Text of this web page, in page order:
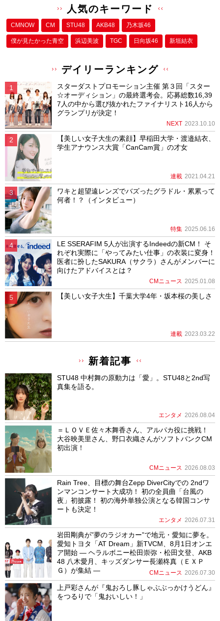
人気のキーワード
CMNOW CM STU48 AKB48 乃木坂46
僕が⾒たかった⻘空 浜辺美波 TGC 日向坂46 新垣結衣
デイリーランキング
スターダストプロモーション主催 第３回「スター
☆オーディション」の最終選考会。応募総数16,39
7人の中から選び抜かれたファイナリスト16人から
グランプリが決定！
NEXT 2023.10.10
【美しい女子大生の素顔】早稲田大学・渡邉結衣、
学生アナウンス大賞「CanCam賞」の才女
連載 2021.04.21
ワキと超望遠レンズでバズったグラドル・累累って
何者！？（インタビュー）
特集 2025.06.16
LE SSERAFIM 5人が出演するIndeedの新CM！ そ
れぞれ実際に「やってみたい仕事」の衣装に変身！
医者に扮したSAKURA（サクラ）さんがメンバーに
向けたアドバイスとは？
CMニュース 2025.01.08
【美しい女子大生】千葉大学4年・坂本桜の美しさ
連載 2023.03.22
新着記事
STU48 中村舞の原動力は「愛」。STU48と2nd写
真集を語る。
エンタメ 2026.08.04
＝ＬＯＶＥ佐々木舞香さん、アルパカ役に挑戦！
大谷映美里さん、野口衣織さんがソフトバンクCM
初出演！
CMニュース 2026.08.03
Rain Tree、目標の舞台Zepp DiverCityでの 2ndワ
ンマンコンサート大成功！ 初の全員曲「台風の
夜」初披露！ 初の海外単独公演となる韓国コンサ
ートも決定！
エンタメ 2026.07.31
岩田剛典が”夢のラジオカー”で地元・愛知に夢を。
愛知トヨタ「AT Dream」新TVCM、8月1日オンエ
ア開始 ― ヘラルボニー松田崇弥・松田文登、AKB
48 八木愛月、キッズダンサー長瀬柊真（ＥＸＰ
Ｇ）が集結 ―
CMニュース 2026.07.30
上戸彩さんが『鬼おろし豚しゃぶぶっかけうどん』
をつるりで「鬼おいしい！」